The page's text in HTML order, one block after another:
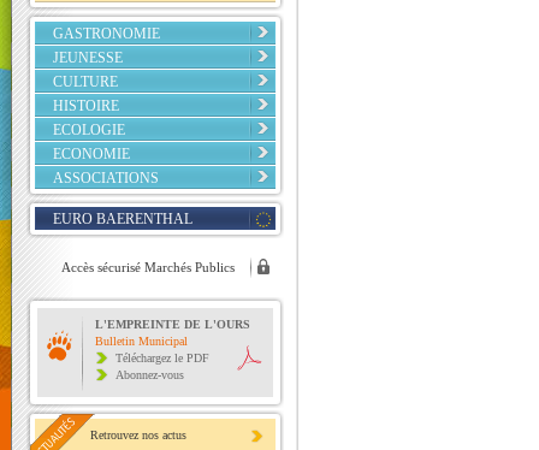
GASTRONOMIE
JEUNESSE
CULTURE
HISTOIRE
ECOLOGIE
ECONOMIE
ASSOCIATIONS
EURO BAERENTHAL
Accès sécurisé Marchés Publics
L'EMPREINTE DE L'OURS
Bulletin Municipal
Téléchargez le PDF
Abonnez-vous
Retrouvez nos actus